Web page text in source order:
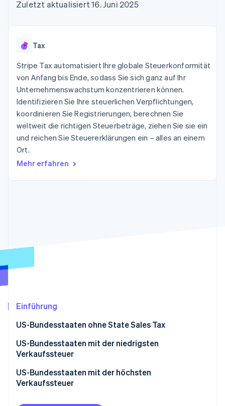
Authorization
Optimierung der
Autorisierungsraten
Link
Beschleunigter
Bezahlvorgang
Financial
Connections
Finanzdaten
Data Pipeline
Climate
Online-Identitätsprüfung
Erfahren Sie, wie Stripe Lösungen für die
Jetzt ansehen
Geldmanagement
SaaS
Nach Branche
KI-Unternehmen
Gaming
Bewirtung, Reisen und
Freizeit
Versicherungen
Medien und
Organisationen
Marktplatz auf
Abonnementverwaltung
Abrechnung um
Stablecoin-gestützte
Karten ausgeben: So
geht´s
Bereitstellung und
Verwaltung von
Diensten mit Agenten
Kontakt
kontaktieren
Partner werden
Zuletzt aktualisiert 16. Juni 2025
Tax
Stripe Tax automatisiert Ihre globale Steuerkonformität
von Anfang bis Ende, sodass Sie sich ganz auf Ihr
Unternehmenswachstum konzentrieren können.
Identifizieren Sie Ihre steuerlichen Verpflichtungen,
koordinieren Sie Registrierungen, berechnen Sie
weltweit die richtigen Steuerbeträge, ziehen Sie sie ein
und reichen Sie Steuererklärungen ein – alles an einem
Ort.
Mehr erfahren
Einführung
US-Bundesstaaten ohne State Sales Tax
US-Bundesstaaten mit der niedrigsten
Verkaufssteuer
US-Bundesstaaten mit der höchsten
Verkaufssteuer